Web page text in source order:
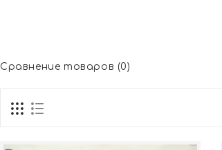
Сравнение товаров (0)